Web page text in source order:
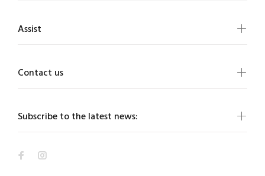
Subscribe to the latest news:
Assist
Contact us